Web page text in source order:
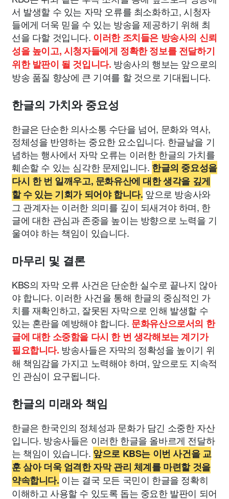
서 발생할 수 있는 자막 오류를 최소화하고, 시청자
들에게 더욱 믿을 수 있는 방송을 제공하기 위해 최
선을 다할 것입니다. 이러한 조치들은 방송사의 신뢰
성을 높이고, 시청자들에게 정확한 정보를 전달하기
위한 발판이 될 것입니다. 방송사의 행보는 앞으로의
방송 품질 향상에 큰 기여를 할 것으로 기대됩니다.
한글의 가치와 중요성
한글은 단순한 의사소통 수단을 넘어, 문화와 역사,
정체성을 반영하는 중요한 요소입니다. 한글날을 기
념하는 행사에서 자막 오류는 이러한 한글의 가치를
훼손할 수 있는 심각한 문제입니다. 한글의 중요성을
다시 한 번 일깨우고, 문화유산에 대한 생각을 깊게
할 수 있는 기회가 되어야 합니다. 앞으로 방송사와
그 관계자는 이러한 의미를 깊이 되새겨야 하며, 한
글에 대한 관심과 존중을 높이는 방향으로 노력을 기
울여야 하는 책임이 있습니다.
마무리 및 결론
KBS의 자막 오류 사건은 단순한 실수로 끝나지 않아
야 합니다. 이러한 사건을 통해 한글의 중심적인 가
치를 재확인하고, 잘못된 자막으로 인해 발생할 수
있는 혼란을 예방해야 합니다. 문화유산으로서의 한
글에 대한 소중함을 다시 한 번 생각해보는 계기가
필요합니다. 방송사들은 자막의 정확성을 높이기 위
해 책임감을 가지고 노력해야 하며, 앞으로도 지속적
인 관심이 요구됩니다.
한글의 미래와 책임
한글은 한국인의 정체성과 문화가 담긴 소중한 자산
입니다. 방송사들은 이러한 한글을 올바르게 전달하
는 책임이 있습니다. 앞으로 KBS는 이번 사건을 교
훈 삼아 더욱 엄격한 자막 관리 체계를 마련할 것을
약속합니다. 이는 결국 모든 국민이 한글을 정확히
이해하고 사용할 수 있도록 돕는 중요한 발판이 되어